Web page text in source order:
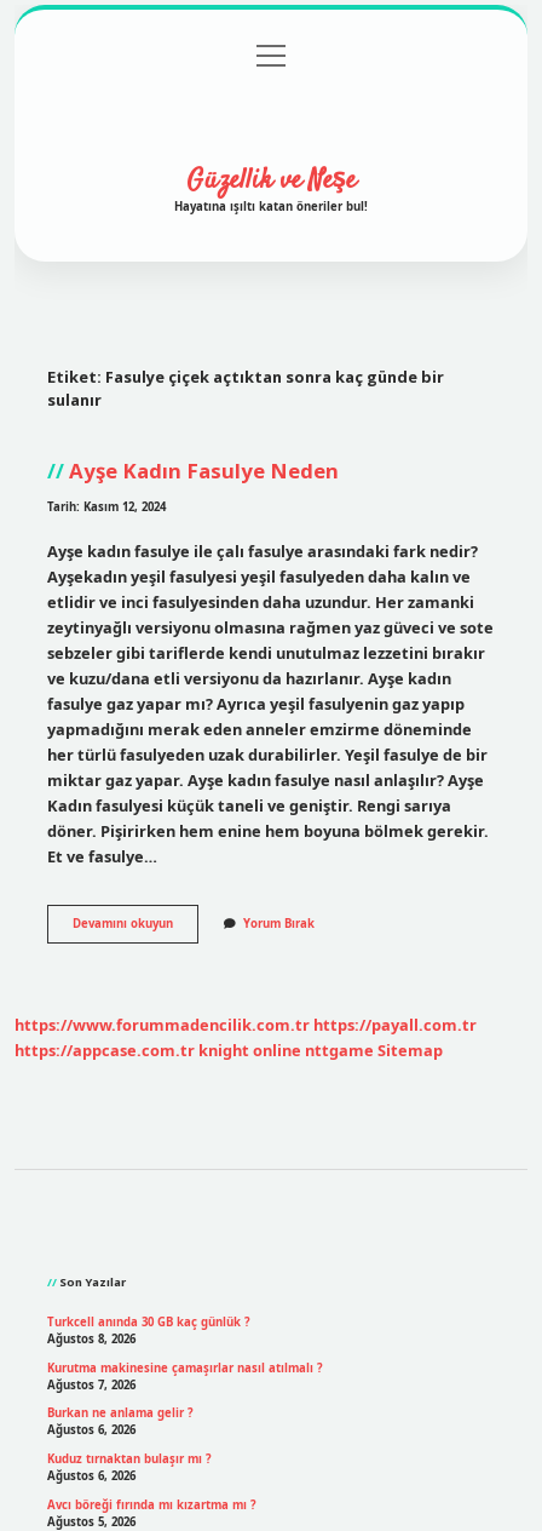
Gizlilik Politikası
menüyü
aç
Güzellik ve Neşe
Hayatına ışıltı katan öneriler bul!
Etiket: Fasulye çiçek açtıktan sonra kaç günde bir
sulanır
Ayşe Kadın Fasulye Neden
Tarih: Kasım 12, 2024
Ayşe kadın fasulye ile çalı fasulye arasındaki fark nedir?
Ayşekadın yeşil fasulyesi yeşil fasulyeden daha kalın ve
etlidir ve inci fasulyesinden daha uzundur. Her zamanki
zeytinyağlı versiyonu olmasına rağmen yaz güveci ve sote
sebzeler gibi tariflerde kendi unutulmaz lezzetini bırakır
ve kuzu/dana etli versiyonu da hazırlanır. Ayşe kadın
fasulye gaz yapar mı? Ayrıca yeşil fasulyenin gaz yapıp
yapmadığını merak eden anneler emzirme döneminde
her türlü fasulyeden uzak durabilirler. Yeşil fasulye de bir
miktar gaz yapar. Ayşe kadın fasulye nasıl anlaşılır? Ayşe
Kadın fasulyesi küçük taneli ve geniştir. Rengi sarıya
döner. Pişirirken hem enine hem boyuna bölmek gerekir.
Et ve fasulye…
Devamını okuyunAyşe
Kadın
Yorum Bırak
https://www.forummadencilik.com.tr https://payall.com.tr
https://appcase.com.tr knight online nttgame Sitemap
Son Yazılar
Turkcell anında 30 GB kaç günlük ?
Ağustos 8, 2026
Kurutma makinesine çamaşırlar nasıl atılmalı ?
Ağustos 7, 2026
Burkan ne anlama gelir ?
Ağustos 6, 2026
Kuduz tırnaktan bulaşır mı ?
Ağustos 6, 2026
Avcı böreği fırında mı kızartma mı ?
Ağustos 5, 2026